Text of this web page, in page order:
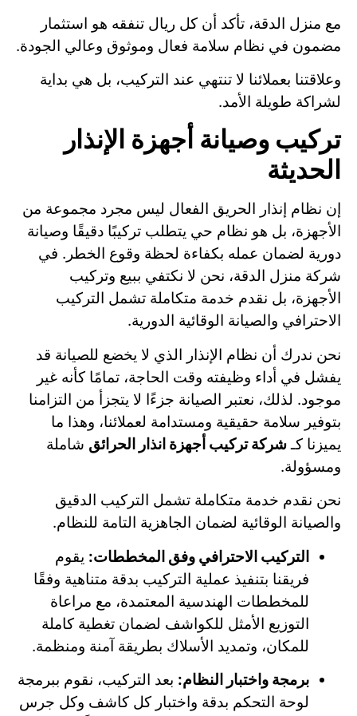
مع منزل الدقة، تأكد أن كل ريال تنفقه هو استثمار
مضمون في نظام سلامة فعال وموثوق وعالي الجودة.
وعلاقتنا بعملائنا لا تنتهي عند التركيب، بل هي بداية
لشراكة طويلة الأمد.
تركيب وصيانة أجهزة الإنذار
الحديثة
إن نظام إنذار الحريق الفعال ليس مجرد مجموعة من
الأجهزة، بل هو نظام حي يتطلب تركيبًا دقيقًا وصيانة
دورية لضمان عمله بكفاءة لحظة وقوع الخطر. في
شركة منزل الدقة، نحن لا نكتفي ببيع وتركيب
الأجهزة، بل نقدم خدمة متكاملة تشمل التركيب
الاحترافي والصيانة الوقائية الدورية.
نحن ندرك أن نظام الإنذار الذي لا يخضع للصيانة قد
يفشل في أداء وظيفته وقت الحاجة، تمامًا كأنه غير
موجود. لذلك، نعتبر الصيانة جزءًا لا يتجزأ من التزامنا
بتوفير سلامة حقيقية ومستدامة لعملائنا، وهذا ما
يميزنا كـشركة تركيب أجهزة انذار الحرائق شاملة
ومسؤولة.
نحن نقدم خدمة متكاملة تشمل التركيب الدقيق
والصيانة الوقائية لضمان الجاهزية التامة للنظام.
التركيب الاحترافي وفق المخططات: يقوم
فريقنا بتنفيذ عملية التركيب بدقة متناهية وفقًا
للمخططات الهندسية المعتمدة، مع مراعاة
التوزيع الأمثل للكواشف لضمان تغطية كاملة
للمكان، وتمديد الأسلاك بطريقة آمنة ومنظمة.
برمجة واختبار النظام: بعد التركيب، نقوم ببرمجة
لوحة التحكم بدقة واختبار كل كاشف وكل جرس